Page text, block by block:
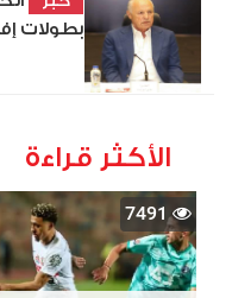
بطولات
الأكثر قراءة
7491